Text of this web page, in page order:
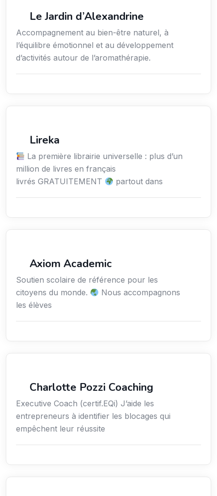
Le Jardin d’Alexandrine
Accompagnement au bien-être naturel, à
l’équilibre émotionnel et au développement
d’activités autour de l’aromathérapie.
Lireka
La première librairie universelle : plus d’un
million de livres en français
livrés GRATUITEMENT
partout dans
Axiom Academic
Soutien scolaire de référence pour les
citoyens du monde.
Nous accompagnons
les élèves
Charlotte Pozzi Coaching
Executive Coach (certif.EQi) J’aide les
entrepreneurs à identifier les blocages qui
empêchent leur réussite